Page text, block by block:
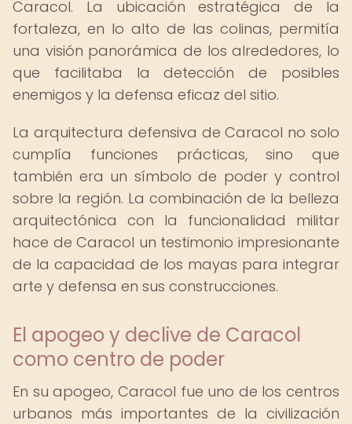
Caracol. La ubicación estratégica de la
fortaleza, en lo alto de las colinas, permitía
una visión panorámica de los alrededores, lo
que facilitaba la detección de posibles
enemigos y la defensa eficaz del sitio.
La arquitectura defensiva de Caracol no solo
cumplía funciones prácticas, sino que
también era un símbolo de poder y control
sobre la región. La combinación de la belleza
arquitectónica con la funcionalidad militar
hace de Caracol un testimonio impresionante
de la capacidad de los mayas para integrar
arte y defensa en sus construcciones.
El apogeo y declive de Caracol
como centro de poder
En su apogeo, Caracol fue uno de los centros
urbanos más importantes de la civilización